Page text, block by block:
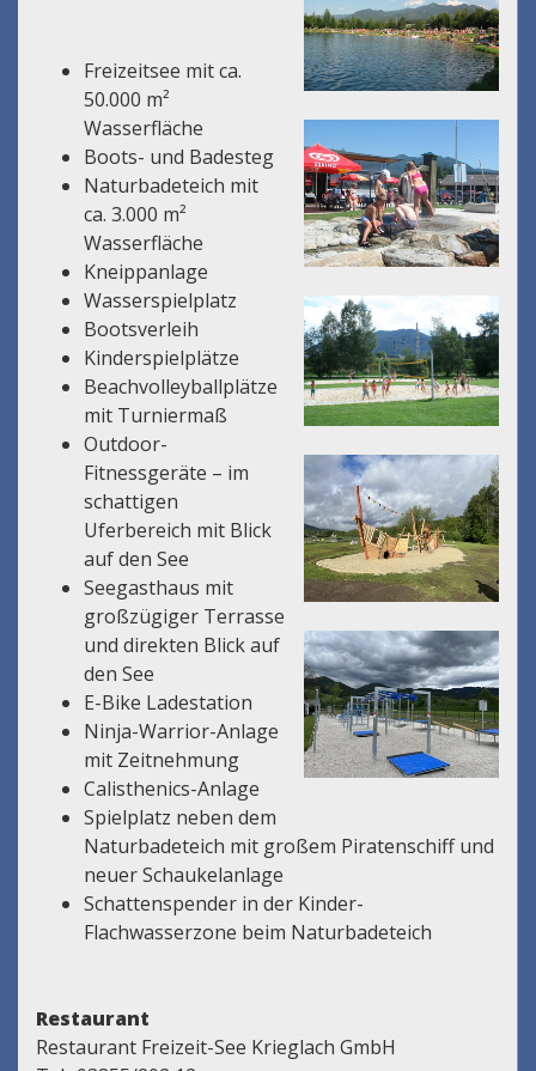
Freizeitsee mit ca.
50.000 m²
Wasserfläche
Boots- und Badesteg
Naturbadeteich mit
ca. 3.000 m²
Wasserfläche
Kneippanlage
Wasserspielplatz
Bootsverleih
Kinderspielplätze
Beachvolleyballplätze
mit Turniermaß
Outdoor-
Fitnessgeräte – im
schattigen
Uferbereich mit Blick
auf den See
Seegasthaus mit
großzügiger Terrasse
und direkten Blick auf
den See
E-Bike Ladestation
Ninja-Warrior-Anlage
mit Zeitnehmung
Calisthenics-Anlage
Spielplatz neben dem
Naturbadeteich mit großem Piratenschiff und
neuer Schaukelanlage
Schattenspender in der Kinder-
Flachwasserzone beim Naturbadeteich
Restaurant
Restaurant Freizeit-See Krieglach GmbH